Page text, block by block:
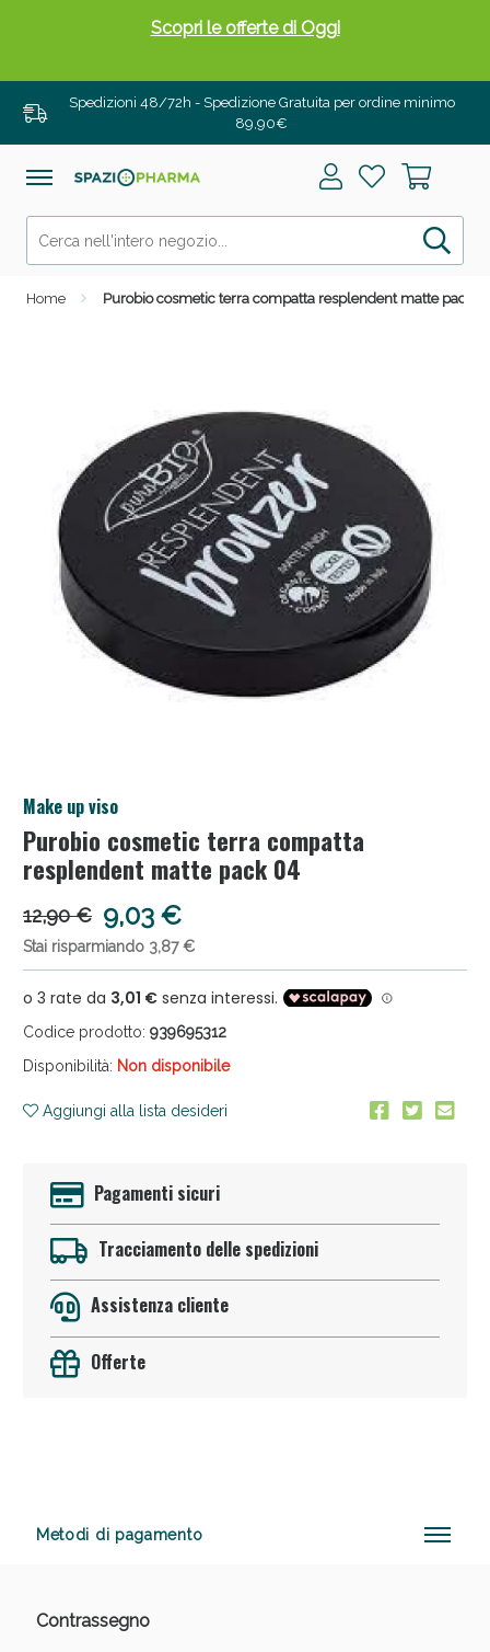
Spedizioni 48/72h - Spedizione Gratuita per ordine minimo
89,90€
Home Purobio cosmetic terra compatta resplendent matte pack
Make up viso
Purobio cosmetic terra compatta
resplendent matte pack 04
12,90 € 9,03 €
Stai risparmiando 3,87 €
Codice prodotto: 939695312
Disponibilità: Non disponibile
Aggiungi alla lista desideri
Pagamenti sicuri
Tracciamento delle spedizioni
Assistenza cliente
Offerte
Metodi di pagamento
Contrassegno
Scopri le offerte di Oggi
Drenanti e Pancia Piatta: Sconti fino al 55% validi
solo per OGGI!
Salini e Multivitaminici: oggi Sconto extra fino al
Anticellulite e Fanghi: Sconto fino al 40% valido